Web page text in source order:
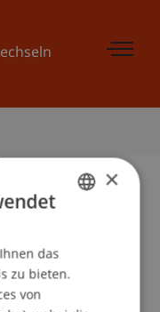
«Donald
- Wie
×
das
zu bieten.
von